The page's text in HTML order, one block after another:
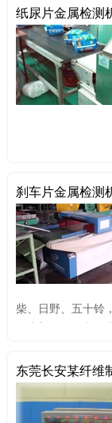
客户的理念已在业
纸尿片金属检测
刹车片金属检测
柴、日野、五十铃
理体系。
东莞长安某纤维